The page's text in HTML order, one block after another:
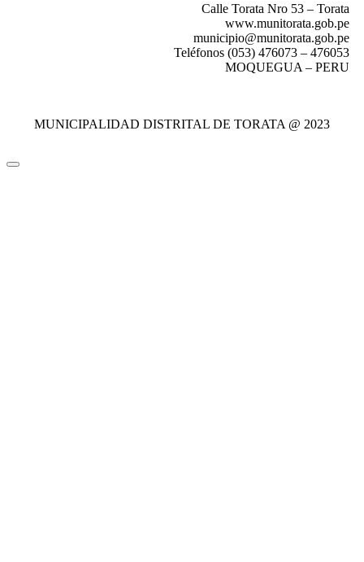
Calle Torata Nro 53 – Torata
www.munitorata.gob.pe
municipio@munitorata.gob.pe
Teléfonos (053) 476073 – 476053
MOQUEGUA – PERU
MUNICIPALIDAD DISTRITAL DE TORATA @ 2023